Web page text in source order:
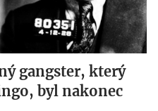
gangster, který
byl nakonec